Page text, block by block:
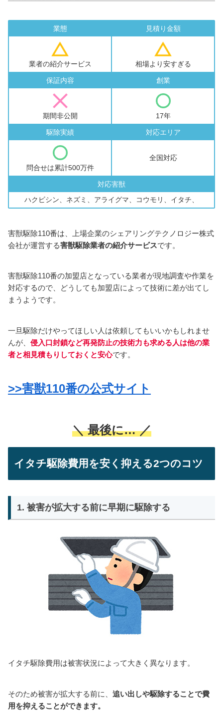
業態
業者の紹介サービス
見積り金額
相場より安すぎる
保証内容
期間非公開
創業
17年
駆除実績
問合せは累計500万件
対応エリア
全国対応
対応害獣
ハクビシン、ネズミ、アライグマ、コウモリ、イタチ、
害獣駆除110番は、上場企業のシェアリングテクノロジー株式
会社が運営する害獣駆除業者の紹介サービスです。
害獣駆除110番の加盟店となっている業者が現地調査や作業を
対応するので、どうしても加盟店によって技術に差が出てし
まうようです。
一旦駆除だけやってほしい人は依頼してもいいかもしれませ
んが、 侵入口封鎖など再発防止の技術力も求める人は他の業
者と相見積もりしておくと安心です。
>>害獣110番の公式サイト
＼ 最後に… ／
イタチ駆除費用を安く抑える2つのコツ
1. 被害が拡大する前に早期に駆除する
イタチ駆除費用は被害状況によって大きく異なります。
そのため被害が拡大する前に、 追い出しや駆除することで費
用を抑えることができます。